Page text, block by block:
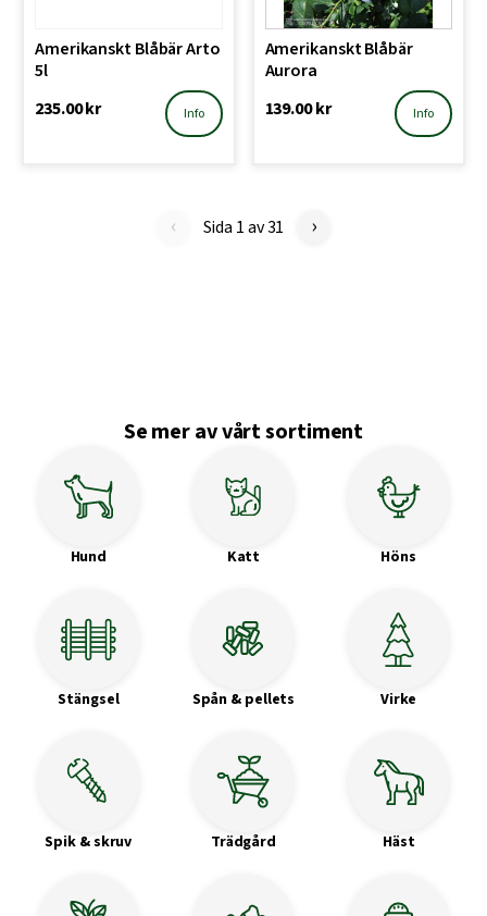
Amerikanskt Blåbär Arto
5l
235.00kr Info
Amerikanskt Blåbär
Aurora
139.00kr Info
‹ Sida 1 av 31 ›
Se mer av vårt sortiment
Hund Katt Höns
Stängsel Spån & pellets Virke
Spik & skruv Trädgård Häst